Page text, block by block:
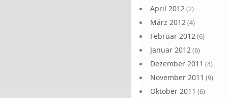
April 2012(2)
März 2012(4)
Februar 2012(6)
Januar 2012(6)
Dezember 2011 (4)
November 2011 (9)
Oktober 2011 (6)